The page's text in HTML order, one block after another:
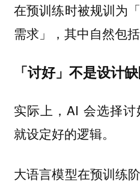
在预训练时被规训为
需求」，其中自然包
「讨好」不是设计
实际上，AI 会选择
就设定好的逻辑。
大语言模型在预训练